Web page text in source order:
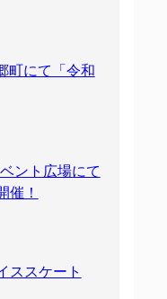
町にて「令和
ント広場にて
催！
ススケート